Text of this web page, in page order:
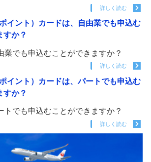
詳しく読む
イント）カードは、自由業でも申込む
すか？
業でも申込むことができますか？
詳しく読む
イント）カードは、パートでも申込む
すか？
トでも申込むことができますか？
詳しく読む